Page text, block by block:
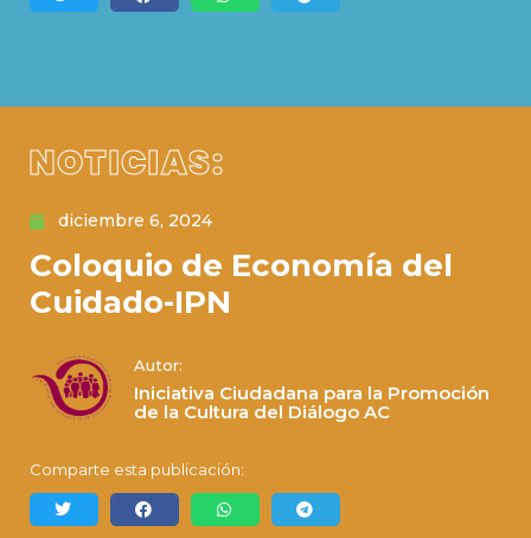
NOTICIAS:
diciembre 6, 2024
Coloquio de Economía del
Cuidado-IPN
Autor:
Iniciativa Ciudadana para la Promoción
de la Cultura del Diálogo AC
Comparte esta publicación: